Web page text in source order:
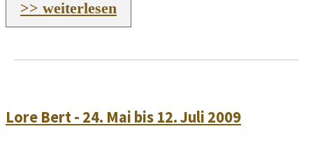
>> weiterlesen
Lore Bert - 24. Mai bis 12. Juli 2009